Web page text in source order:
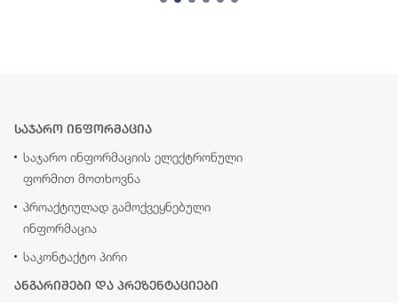
საჯარო ინფორმაცია
საჯარო ინფორმაციის ელექტრონული
ფორმით მოთხოვნა
პროაქტიულად გამოქვეყნებული
ინფორმაცია
საკონტაქტო პირი
ანგარიშები და პრეზენტაციები